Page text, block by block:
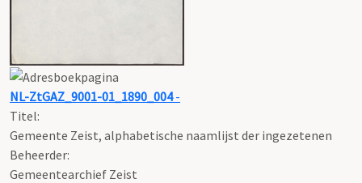
NL-ZtGAZ_9001-01_1890_004-
Titel:
Gemeente Zeist, alphabetische naamlijst der ingezetenen
Beheerder:
Gemeentearchief Zeist